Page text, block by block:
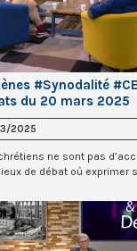
#Synodalité
du 20 mars 2025
2025
ne sont pas
de débat où exprimer